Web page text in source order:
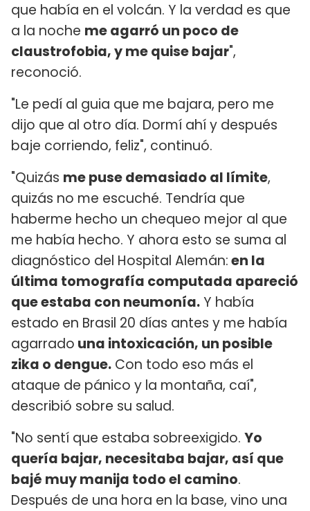
que había en el volcán. Y la verdad es que
a la noche me agarró un poco de
claustrofobia, y me quise bajar",
reconoció.
"Le pedí al guia que me bajara, pero me
dijo que al otro día. Dormí ahí y después
baje corriendo, feliz", continuó.
"Quizás me puse demasiado al límite,
quizás no me escuché. Tendría que
haberme hecho un chequeo mejor al que
me había hecho. Y ahora esto se suma al
diagnóstico del Hospital Alemán:en la
última tomografía computada apareció
que estaba con neumonía.Y había
estado en Brasil 20 días antes y me había
agarrado una intoxicación, un posible
zika o dengue. Con todo eso más el
ataque de pánico y la montaña, caí",
describió sobre su salud.
"No sentí que estaba sobreexigido. Yo
quería bajar, necesitaba bajar, así que
bajé muy manija todo el camino.
Después de una hora en la base, vino una